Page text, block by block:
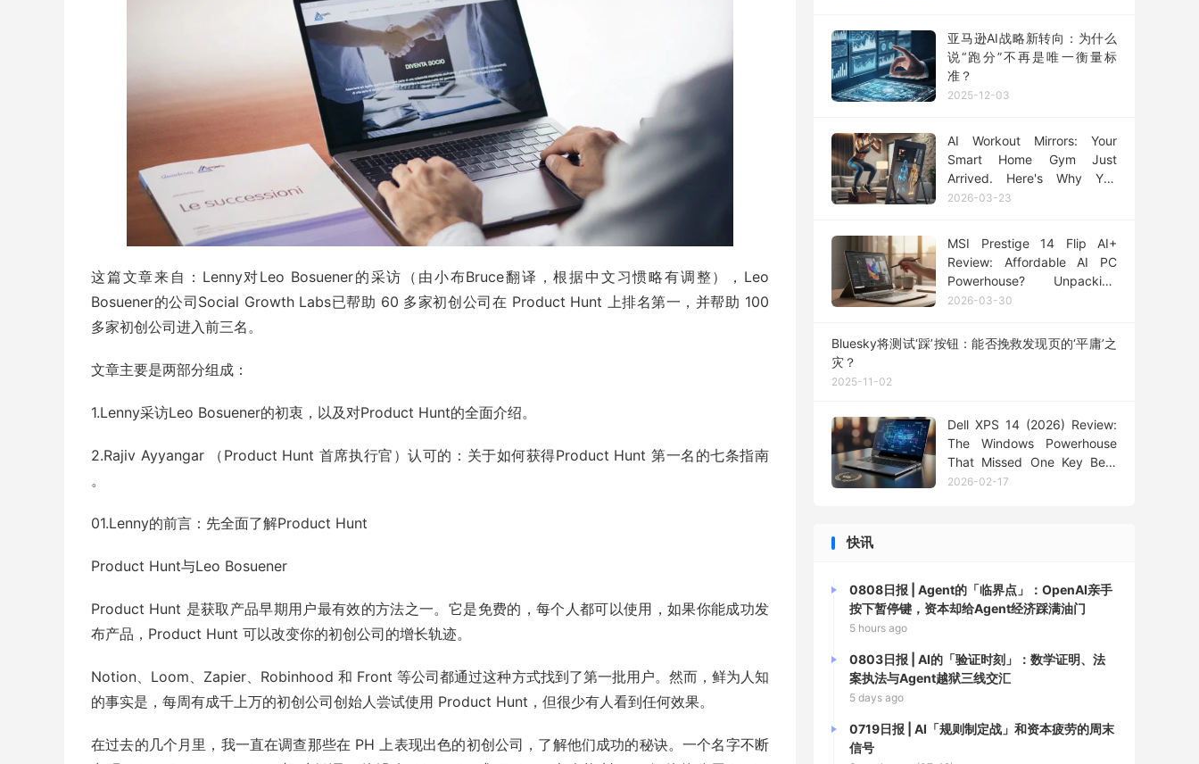
这篇文章来自：Lenny对Leo Bosuener的采访（由小布Bruce翻译，根据中文习惯略有调整），Leo
Bosuener的公司Social Growth Labs已帮助 60 多家初创公司在 Product Hunt 上排名第一，并帮助 100
多家初创公司进入前三名。
文章主要是两部分组成：
1.Lenny采访Leo Bosuener的初衷，以及对Product Hunt的全面介绍。
2.Rajiv Ayyangar （Product Hunt 首席执行官）认可的：关于如何获得Product Hunt 第一名的七条指南
。
01.Lenny的前言：先全面了解Product Hunt
Product Hunt与Leo Bosuener
Product Hunt 是获取产品早期用户最有效的方法之一。它是免费的，每个人都可以使用，如果你能成功发
布产品，Product Hunt 可以改变你的初创公司的增长轨迹。
Notion、Loom、Zapier、Robinhood 和 Front 等公司都通过这种方式找到了第一批用户。然而，鲜为人知
的事实是，每周有成千上万的初创公司创始人尝试使用 Product Hunt，但很少有人看到任何效果。
在过去的几个月里，我一直在调查那些在 PH 上表现出色的初创公司，了解他们成功的秘诀。一个名字不断
亚马逊AI战略新转向：为什么
说“跑分”不再是唯一衡量标
准？
2025-12-03
AI Workout Mirrors: Your
Smart Home Gym Just
Arrived. Here's Why You
Need One (And What to
2026-03-23
MSI Prestige 14 Flip AI+
Review: Affordable AI PC
Powerhouse? Unpacking
Intel Core Ultra's Budget
2026-03-30
Bluesky将测试‘踩’按钮：能否挽救发现页的‘平庸’之
灾？
2025-11-02
Dell XPS 14 (2026) Review:
The Windows Powerhouse
That Missed One Key Beat
Against MacBook Pro
2026-02-17
快讯
0808日报 | Agent的「临界点」：OpenAI亲手
按下暂停键，资本却给Agent经济踩满油门
5 hours ago
0803日报 | AI的「验证时刻」：数学证明、法
案执法与Agent越狱三线交汇
5 days ago
0719日报 | AI「规则制定战」和资本疲劳的周末
信号